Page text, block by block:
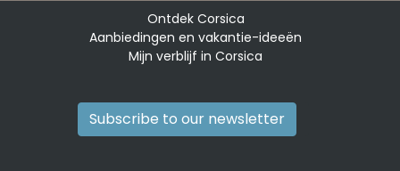
Ontdek Corsica
Aanbiedingen en vakantie-ideeën
Mijn verblijf in Corsica
Subscribe to our newsletter